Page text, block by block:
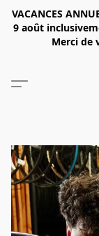
VACANCES
9 août
Merci de